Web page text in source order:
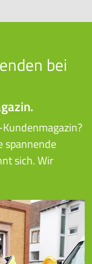
bei
spannende
sich. Wir